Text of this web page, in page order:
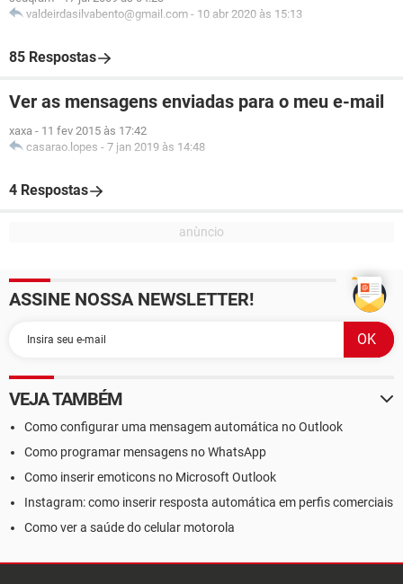
valdeirdasilvabento@gmail.com - 10 abr 2020 às 15:13
85 Respostas
Ver as mensagens enviadas para o meu e-mail
xaxa - 11 fev 2015 às 17:42
casarao.lopes - 7 jan 2019 às 14:48
4 Respostas
ASSINE NOSSA NEWSLETTER!
VEJA TAMBÉM
Como configurar uma mensagem automática no Outlook
Como programar mensagens no WhatsApp
Como inserir emoticons no Microsoft Outlook
Instagram: como inserir resposta automática em perfis comerciais
Como ver a saúde do celular motorola